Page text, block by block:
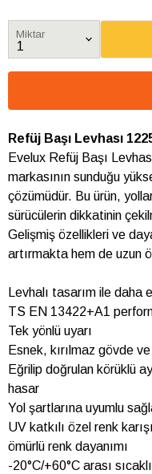
Miktar
Refüj Başı Levhası
Evelux Refüj Başı
markasının sunduğu
çözümüdür. Bu ürün,
sürücülerin dikkatinin
Gelişmiş özellikleri ve
artırmakta hem de uzun
Levhalı tasarım ile daha
TS EN 13422+A1
Tek yönlü uyarı
Esnek, kırılmaz gövde
Eğrilip doğrulan körüklü
hasar
Yol şartlarına uyumlu
UV katkılı özel renk
ömürlü renk dayanımı
-20°C/+60°C arası